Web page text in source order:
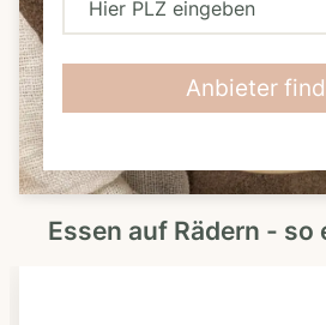
H
L
Z
Anbieter
Essen auf Rädern - so